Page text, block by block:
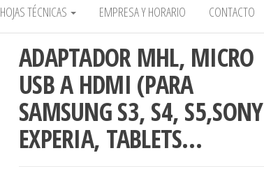
HOJAS TÉCNICAS EMPRESA Y HORARIO CONTACTO
ADAPTADOR MHL, MICRO
USB A HDMI (PARA
SAMSUNG S3, S4, S5,SONY
EXPERIA, TABLETS…